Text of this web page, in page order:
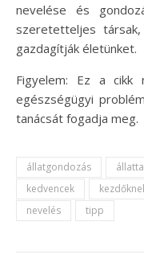
nevelése és
szeretetteljes
gazdagítják életünket.
Figyelem: Ez a cikk
egészségügyi
tanácsát fogadja meg.
állatgondozás
kedvencek
nevelés
tipp